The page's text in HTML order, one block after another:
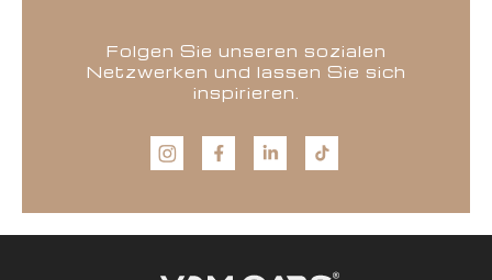
Folgen Sie unseren sozialen
Netzwerken und lassen Sie sich
inspirieren.